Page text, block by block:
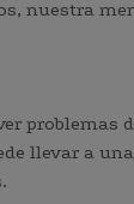
nuestra
llevar a